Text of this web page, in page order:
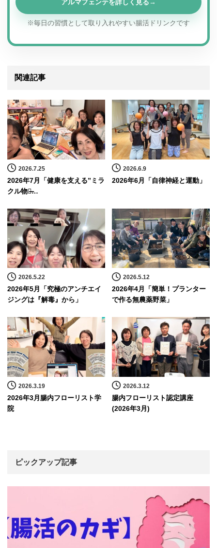
アルマフェンテを詳しく見る
※毎日の習慣として取り入れやすい腸活ドリンクです
関連記事
2026.7.25
2026年7月「健康を支える”ミラ
クル物質̶…
2026.6.9
2026年6月「自律神経と運動」
2026.5.22
2026年5月「究極のアンチエイ
ジングは『解毒』から」
2026.5.12
2026年4月「簡単！プランター
で作る無農薬野菜」
2026.3.19
2026年3月腸内フローリスト学
院
2026.3.12
腸内フローリスト認定講座
(2026年3月)
ピックアップ記事